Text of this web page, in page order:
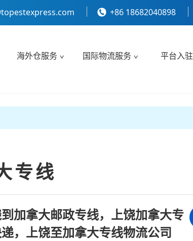
+86 18682040898
海外仓服务 国际物流服务 平台入驻
专线
加拿大邮政专线，上饶加拿大专
，上饶至加拿大专线物流公司